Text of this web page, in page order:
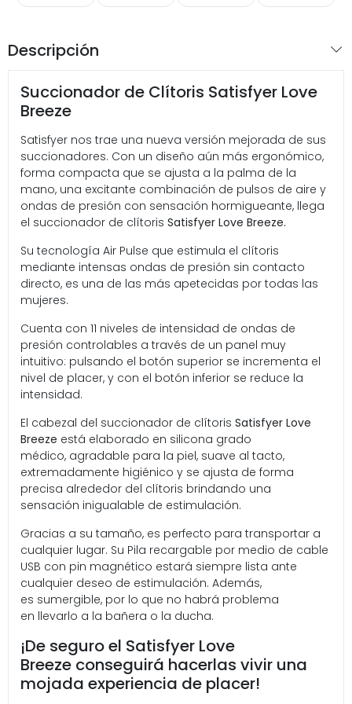
Descripción
Succionador de Clítoris Satisfyer Love
Breeze
Satisfyer nos trae una nueva versión mejorada de sus
succionadores. Con un diseño aún más ergonómico,
forma compacta que se ajusta a la palma de la
mano, una excitante combinación de pulsos de aire y
ondas de presión con sensación hormigueante, llega
el succionador de clítoris Satisfyer Love Breeze.
Su tecnología Air Pulse que estimula el clítoris
mediante intensas ondas de presión sin contacto
directo, es una de las más apetecidas por todas las
mujeres.
Cuenta con 11 niveles de intensidad de ondas de
presión controlables a través de un panel muy
intuitivo: pulsando el botón superior se incrementa el
nivel de placer, y con el botón inferior se reduce la
intensidad.
El cabezal del succionador de clítoris Satisfyer Love
Breeze está elaborado en silicona grado
médico, agradable para la piel, suave al tacto,
extremadamente higiénico y se ajusta de forma
precisa alrededor del clítoris brindando una
sensación inigualable de estimulación.
Gracias a su tamaño, es perfecto para transportar a
cualquier lugar. Su Pila recargable por medio de cable
USB con pin magnético estará siempre lista ante
cualquier deseo de estimulación. Además,
es sumergible, por lo que no habrá problema
en llevarlo a la bañera o la ducha.
¡De seguro el Satisfyer Love
Breeze conseguirá hacerlas vivir una
mojada experiencia de placer!